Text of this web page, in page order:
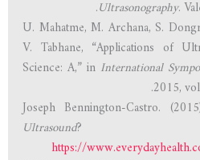
Ultrasonography.
U. Mahatme, M. Archana, S.
V. Tabhane, “Applications of
Science: A,” in International
2015,
Ultrasound?
https://